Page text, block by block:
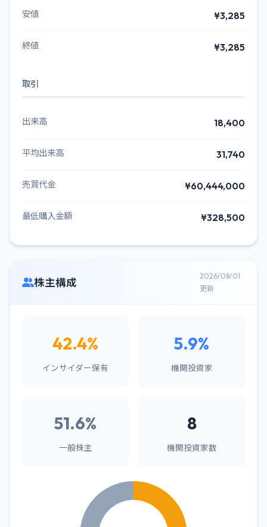
安値 ¥3,285
終値 ¥3,285
取引
出来高 18,400
平均出来高 31,740
売買代金 ¥60,444,000
最低購入金額 ¥328,500
株主構成
2026/08/01
更新
42.4%
インサイダー保有
5.9%
機関投資家
51.6%
一般株主
8
機関投資家数